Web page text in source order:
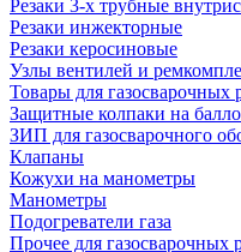
Резаки 3-х трубные
Резаки инжекторные
Резаки керосиновые
Узлы вентилей и
Товары для газосварочных
Защитные колпаки на
ЗИП для газосварочного
Клапаны
Кожухи на манометры
Манометры
Подогреватели газа
Прочее для газосварочных